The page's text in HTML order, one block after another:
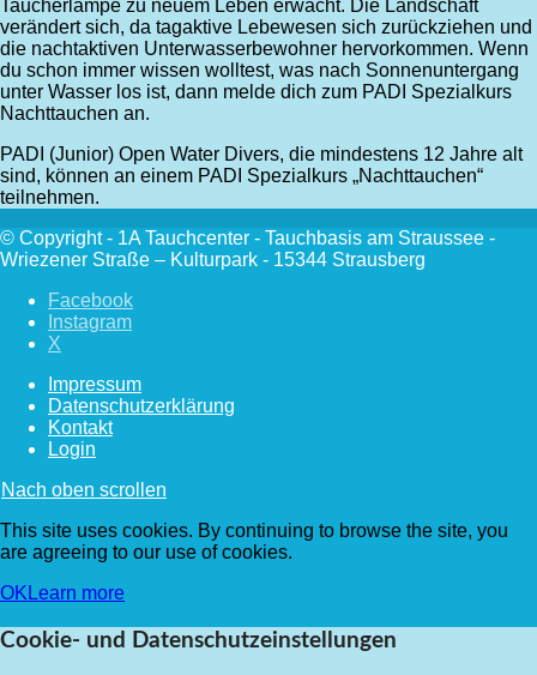
Taucherlampe zu neuem Leben erwacht. Die Landschaft
verändert sich, da tagaktive Lebewesen sich zurückziehen und
die nachtaktiven Unterwasserbewohner hervorkommen. Wenn
du schon immer wissen wolltest, was nach Sonnenuntergang
unter Wasser los ist, dann melde dich zum PADI Spezialkurs
Nachttauchen an.
PADI (Junior) Open Water Divers, die mindestens 12 Jahre alt
sind, können an einem PADI Spezialkurs „Nachttauchen“
teilnehmen.
© Copyright - 1A Tauchcenter - Tauchbasis am Straussee -
Wriezener Straße – Kulturpark - 15344 Strausberg
Facebook
Instagram
X
Impressum
Datenschutzerklärung
Kontakt
Login
Nach oben scrollen
This site uses cookies. By continuing to browse the site, you
are agreeing to our use of cookies.
OK Learn more
Cookie- und Datenschutzeinstellungen